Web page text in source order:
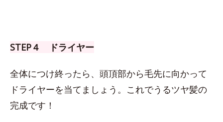
STEP４ ドライヤー
全体につけ終ったら、頭頂部から毛先に向かって
ドライヤーを当てましょう。これでうるツヤ髪の
完成です！